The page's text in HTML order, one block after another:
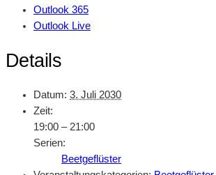
Outlook 365
Outlook Live
Details
Datum: 3. Juli 2030
Zeit:
19:00 – 21:00
Serien:
Beetgeflüster